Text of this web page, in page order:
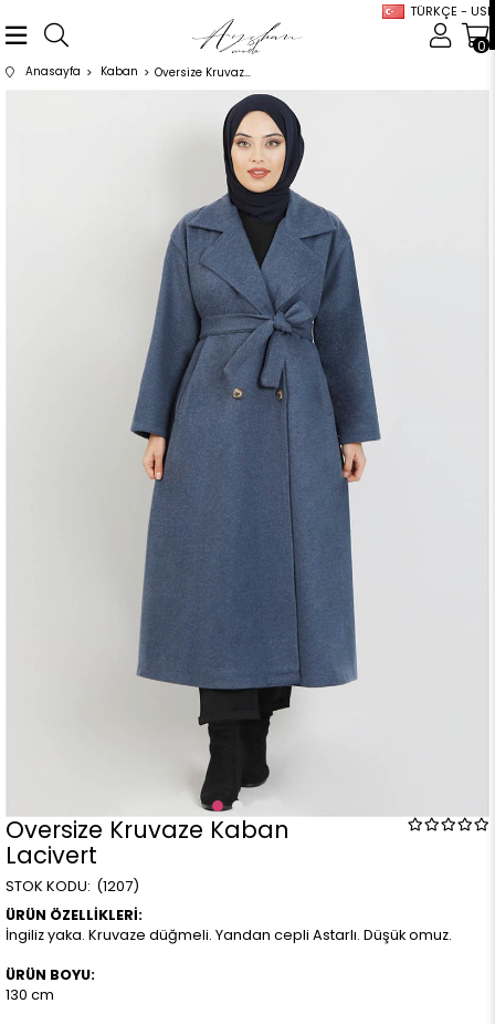
TÜRKÇE - USD
0
Anasayfa Kaban Oversize Kruvaze Kaban Lacivert
Oversize Kruvaze Kaban
Lacivert
(1207)
ÜRÜN ÖZELLİKLERİ:
İngiliz yaka. Kruvaze düğmeli. Yandan cepli Astarlı. Düşük omuz.
ÜRÜN BOYU:
130 cm